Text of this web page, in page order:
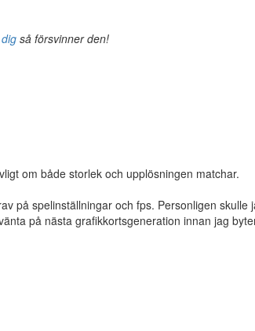
så försvinner den!
om både storlek och upplösningen matchar.
på spelinställningar och fps. Personligen
på nästa grafikkortsgeneration innan jag